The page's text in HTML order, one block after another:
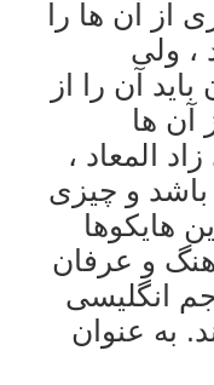
از آن ها را
، ولی
آن را از
آن ها
المعاد ،
و چیزی
هایکوها
و عرفان
انگلیسی
به عنوان